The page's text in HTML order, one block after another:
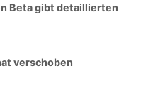
Beta gibt detaillierten
verschoben